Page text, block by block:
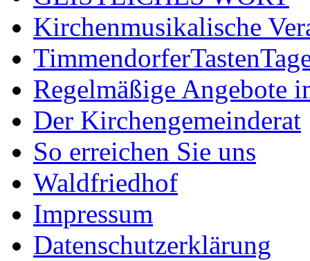
Kirchenmusikalische
Regelmäßige Angebote
Der Kirchengemeinderat
So erreichen Sie uns
Waldfriedhof
Impressum
Datenschutzerklärung